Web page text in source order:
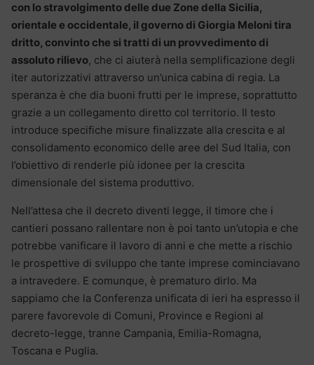
con lo stravolgimento delle due Zone della Sicilia,
orientale e occidentale, il governo di Giorgia Meloni tira
dritto, convinto che si tratti di un provvedimento di
assoluto rilievo, che ci aiuterà nella semplificazione degli
iter autorizzativi attraverso un’unica cabina di regia. La
speranza è che dia buoni frutti per le imprese, soprattutto
grazie a un collegamento diretto col territorio. Il testo
introduce specifiche misure finalizzate alla crescita e al
consolidamento economico delle aree del Sud Italia, con
l’obiettivo di renderle più idonee per la crescita
dimensionale del sistema produttivo.
Nell’attesa che il decreto diventi legge, il timore che i
cantieri possano rallentare non è poi tanto un’utopia e che
potrebbe vanificare il lavoro di anni e che mette a rischio
le prospettive di sviluppo che tante imprese cominciavano
a intravedere. E comunque, è prematuro dirlo. Ma
sappiamo che la Conferenza unificata di ieri ha espresso il
parere favorevole di Comuni, Province e Regioni al
decreto-legge, tranne Campania, Emilia-Romagna,
Toscana e Puglia.